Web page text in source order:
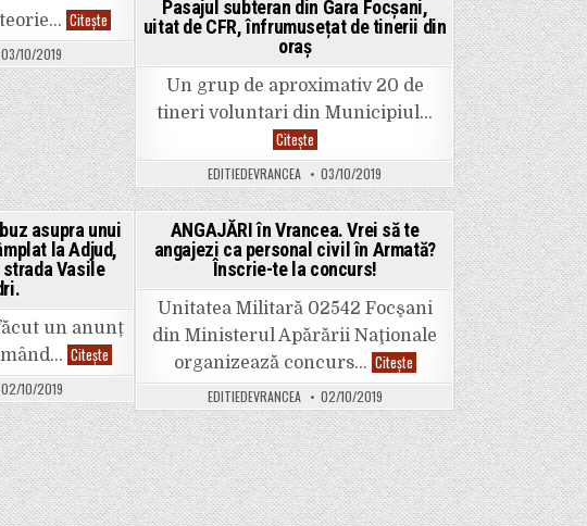
cu
asfalt
de
de
ani.
Citește
și
USR
iubesc
la
Focșani,
cu
”binecuvântarea”
lui
Oprișan,
cel
mai
probabil!
03/10/2019
Pasajul subteran din Gara Focșani,
uitat de CFR, înfrumusețat de tinerii din
oraș
Un grup de aproximativ 20 de
tineri voluntari din Municipiul…
CiteștePasajul
subteran
din
Gara
Focșani,
uitat
de
CFR,
înfrumusețat
de
tinerii
din
oraș
EDITIEDEVRANCEA 03/10/2019
asupra unui
la Adjud,
Vasile
un anunț
CiteșteULTIMA
ORĂ:
Un
abuz
asupra
unui
copil
de
9
ani!
S-
02/10/2019
Posted
in
ANGAJĂRI în Vrancea. Vrei să te
angajezi ca personal civil în Armată?
Înscrie-te la concurs!
Unitatea Militară 02542 Focşani
din Ministerul Apărării Naţionale
organizează concurs… CiteșteANGAJĂRI
în
Vrancea.
să
te
angajezi
ca
personal
civil
în
Armată?
EDITIEDEVRANCEA 02/10/2019